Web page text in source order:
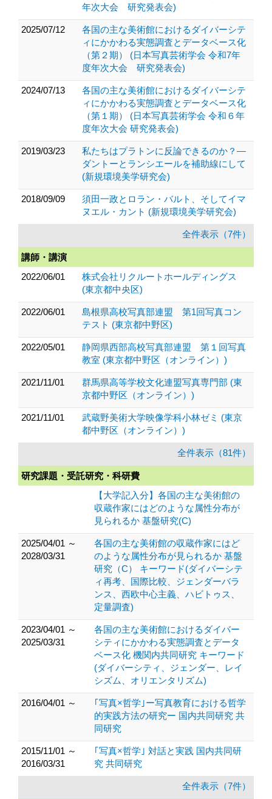
年次大会 研究発表会)
2025/07/12
各国の主な美術館におけるダイバーシテ
ィにかかわる実態調査とデータベース化
（第２期） (日本写真芸術学会 令和7年
度年次大会 研究発表会)
2024/07/13
各国の主な美術館におけるダイバーシテ
ィにかかわる実態調査とデータベース化
（第１期） (日本写真芸術学会 令和６年
度年次大会 研究発表会)
2019/03/23
私たちはプラトンに反論できるのか？―
ダントーとランシエールを補助線にして
(新規環境美学研究会)
2018/09/09
須田一政とロラン・バルト、そしてイマ
ヌエル・カント (新規環境美学研究会)
全件表示（7件）
講師・講演
2022/06/01
株式会社リクルートホールディングス
(東京都中央区)
2022/06/01
島根県高校写真部連盟 第1回写真コン
テスト (東京都中野区)
2022/05/01
静岡県西部高校写真部連盟 第１回写真
教室 (東京都中野区（オンライン）)
2021/11/01
群馬県高等学校文化連盟写真専門部 (東
京都中野区（オンライン）)
2021/11/01
武蔵野美術大学映像学科小林ゼミ (東京
都中野区（オンライン）)
全件表示（81件）
研究課題・受託研究・科研費
【大学記入分】各国の主な美術館の
収蔵作家にはどのような属性分布が
見られるか 基盤研究(C)
2025/04/01 ～
2028/03/31
各国の主な美術館の収蔵作家にはど
のような属性分布が見られるか 基盤
研究（C） キーワード(ダイバーシテ
ィ再考、国際比較、ジェンダーバラ
ンス、西欧中心主義、ハビトゥス、
定量調査)
2023/04/01 ～
2025/03/31
各国の主な美術館におけるダイバー
シティにかかわる実態調査とデータ
ベース化 機関内共同研究 キーワード
(ダイバーシティ、ジェンダー、レイ
シズム、オリエンタリズム)
2016/04/01 ～
｢写真×哲学｣ー写真教育における哲学
的実践方法の研究ー 国内共同研究 共
同研究
2015/11/01 ～
2016/03/31
｢写真×哲学｣ 対話と実践 国内共同研
究 共同研究
全件表示（7件）